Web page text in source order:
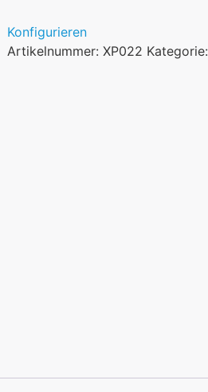
Konfigurieren
Artikelnummer: XP022 Kategorie: